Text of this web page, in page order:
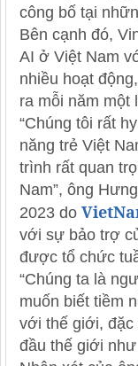
công bố tại
Bên cạnh đó,
AI ở Việt Nam
nhiều hoạt
ra mỗi năm một
“Chúng tôi rất
năng trẻ Việt
trình rất quan
Nam”, ông
2023 do
với sự bảo trợ
được tổ chức
“Chúng ta là
muốn biết tiềm
với thế giới, đặc
đầu thế giới như